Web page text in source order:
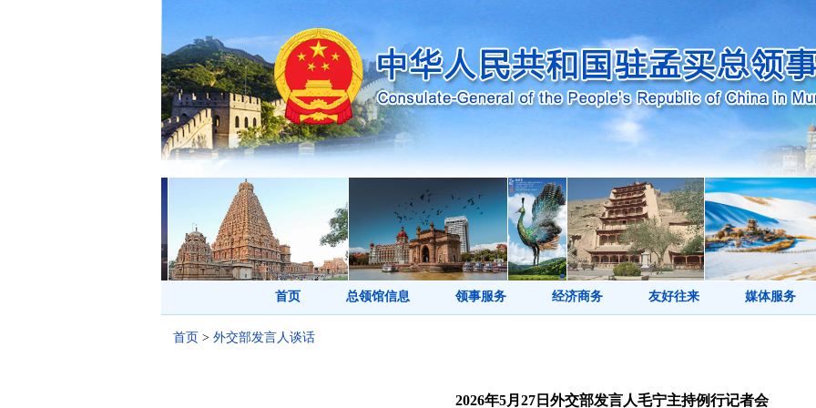
首页 总领馆信息 领事服务 经济商务 友好往来 媒体服务
首页 > 外交部发言人谈话
2026年5月27日外交部发言人毛宁主持例行记者会